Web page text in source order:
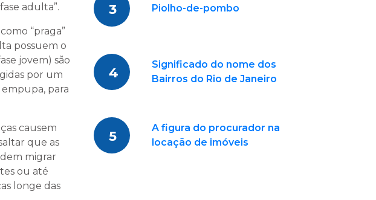
adulta”.
“praga”
possuem o
jovem) são
por um
para
causem
que as
migrar
ou até
longe das
3 Piolho-de-pombo
4
Significado do nome dos
Bairros do Rio de Janeiro
5
A figura do procurador na
locação de imóveis